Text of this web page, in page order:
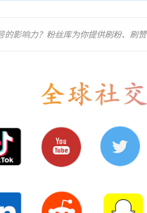
影响力？粉丝库为你提供刷粉、刷